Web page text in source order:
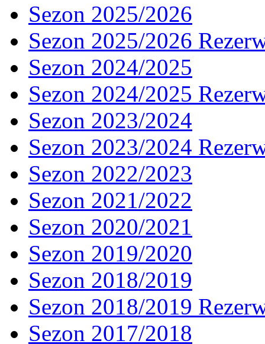
Sezon 2025/2026
Sezon 2025/2026
Sezon 2024/2025
Sezon 2024/2025
Sezon 2023/2024
Sezon 2023/2024
Sezon 2022/2023
Sezon 2021/2022
Sezon 2020/2021
Sezon 2019/2020
Sezon 2018/2019
Sezon 2018/2019
Sezon 2017/2018